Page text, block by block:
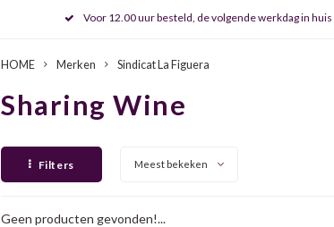
Voor 12.00 uur besteld, de volgende werkdag in huis
HOME Merken Sindicat La Figuera
Sharing Wine
Filters Meest bekeken
Geen producten gevonden!...